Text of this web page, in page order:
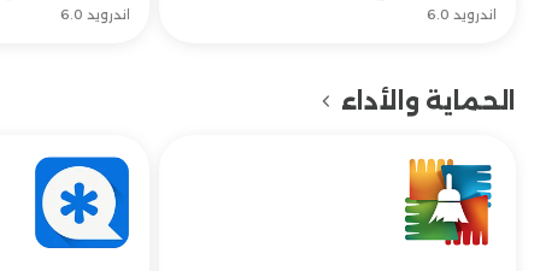
اندرويد 6.0 اندرويد 6.0
الحماية والأداء